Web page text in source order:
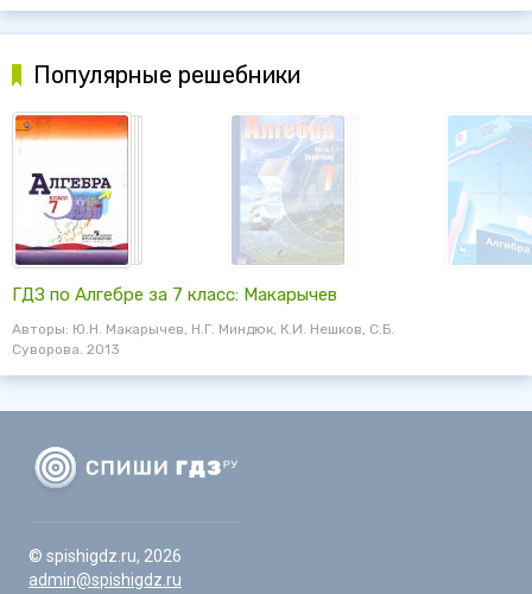
Популярные решебники
ГДЗ по Алгебре за 7 класс: Макарычев
Авторы: Ю.Н. Макарычев, Н.Г. Миндюк, К.И. Нешков, С.Б.
Суворова. 2013
© spishigdz.ru, 2026
admin@spishigdz.ru